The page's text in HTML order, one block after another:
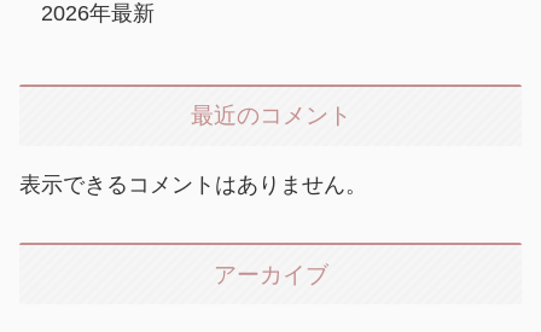
2026年最新
最近のコメント
表示できるコメントはありません。
アーカイブ